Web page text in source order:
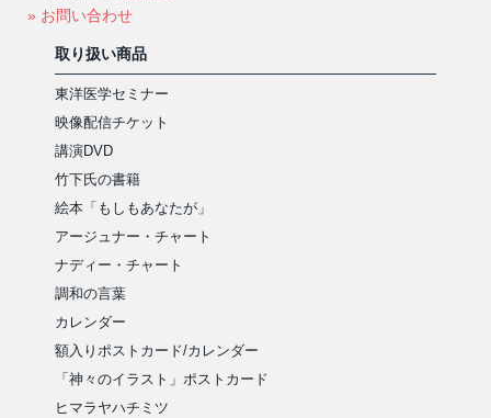
» お問い合わせ
取り扱い商品
東洋医学セミナー
映像配信チケット
講演DVD
竹下氏の書籍
絵本「もしもあなたが」
アージュナー・チャート
ナディー・チャート
調和の言葉
カレンダー
額入りポストカード/カレンダー
「神々のイラスト」ポストカード
ヒマラヤハチミツ